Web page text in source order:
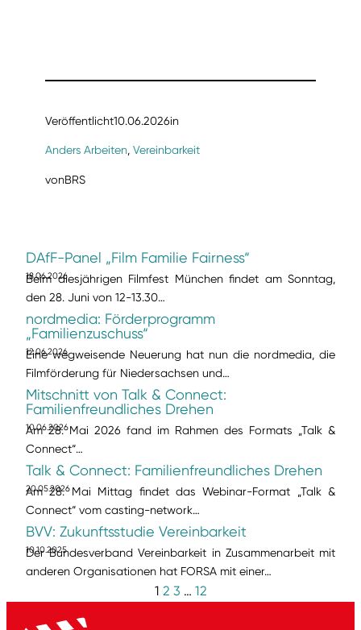
Veröffentlicht10.06.2026in
Anders Arbeiten, Vereinbarkeit
vonBRS
DAfF-Panel „Film Familie Fairness“
18.06.2026
Beim diesjährigen Filmfest München findet am Sonntag,
den 28. Juni von 12-13.30…
nordmedia: Förderprogramm
„Familienzuschuss“
12.06.2026
Eine wegweisende Neuerung hat nun die nordmedia, die
Filmförderung für Niedersachsen und…
Mitschnitt von Talk & Connect:
Familienfreundliches Drehen
10.06.2026
Am 28. Mai 2026 fand im Rahmen des Formats „Talk &
Connect“…
Talk & Connect: Familienfreundliches Drehen
20.05.2026
Am 28. Mai Mittag findet das Webinar-Format „Talk &
Connect“ vom casting-network…
BVV: Zukunftsstudie Vereinbarkeit
10.10.2025
Der Bundesverband Vereinbarkeit in Zusammenarbeit mit
anderen Organisationen hat FORSA mit einer…
1 2 3 … 12